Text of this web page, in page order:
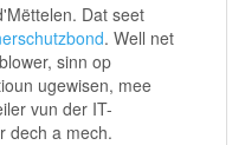
Dat seet
. Well net
sinn op
ugewisen, mee
vun der IT-
dech a mech.